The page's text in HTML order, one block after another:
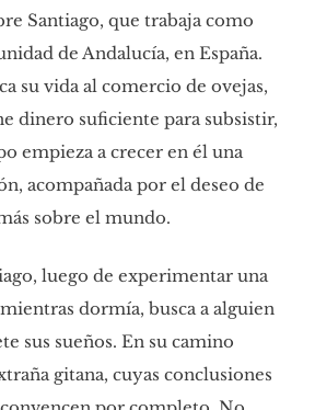
Santiago, que trabaja como
de Andalucía, en España.
su vida al comercio de ovejas,
dinero suficiente para subsistir,
empieza a crecer en él una
acompañada por el deseo de
sobre el mundo.
luego de experimentar una
dormía, busca a alguien
sus sueños. En su camino
gitana, cuyas conclusiones